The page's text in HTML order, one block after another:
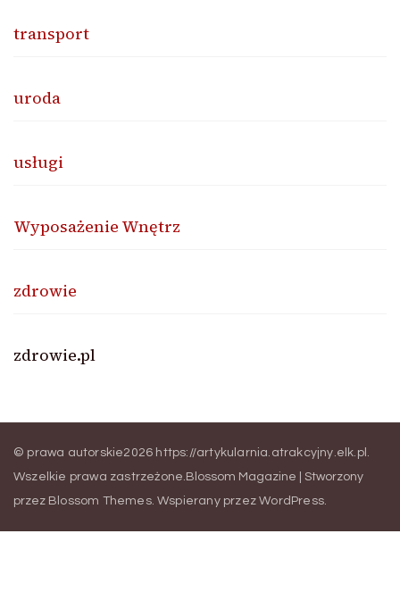
transport
uroda
usługi
Wyposażenie Wnętrz
zdrowie
zdrowie.pl
© prawa autorskie2026 https://artykularnia.atrakcyjny.elk.pl .
Wszelkie prawa zastrzeżone. Blossom Magazine | Stworzony
przez Blossom Themes. Wspierany przezWordPress.